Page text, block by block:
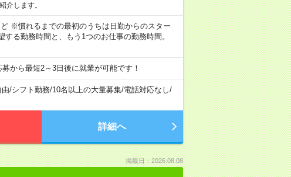
します。
※慣れるまでの最初のうちは日勤からのスター
る勤務時間と、もう1つのお仕事の勤務時間。
から最短2～3日後に就業が可能です！
/シフト勤務/10名以上の大量募集/電話対応なし/
詳細へ
掲載日：2026.08.08